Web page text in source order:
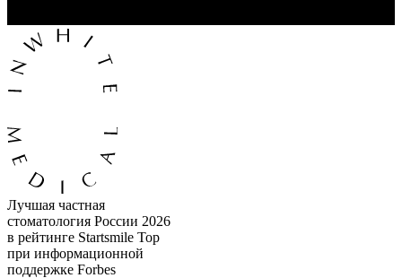
Лучшая частная
стоматология России 2026
в рейтинге Startsmile Top
при информационной
поддержке Forbes